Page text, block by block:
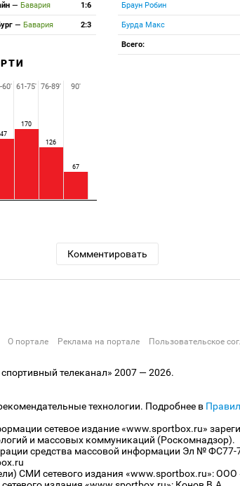
— Бавария 1:6
— Бавария 2:3
170
126
67
60' 61-75' 76-89' 90'
Браун Робин
Бурда Макс
Всего:
Комментировать
О портале Реклама на портале Пользовательское
телеканал» 2007 — 2026.
технологии. Подробнее в
сетевое издание «www.sportbox.ru»
и массовых коммуникаций (Роскомнадзор).
средства массовой информации Эл № ФС77-
СМИ сетевого издания «www.sportbox.ru»: